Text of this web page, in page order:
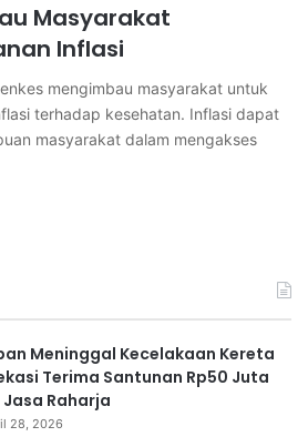
Masyarakat
Inflasi
mengimbau masyarakat untuk
terhadap kesehatan. Inflasi dapat
masyarakat dalam mengakses
Meninggal Kecelakaan Kereta
Terima Santunan Rp50 Juta
Raharja
28, 2026